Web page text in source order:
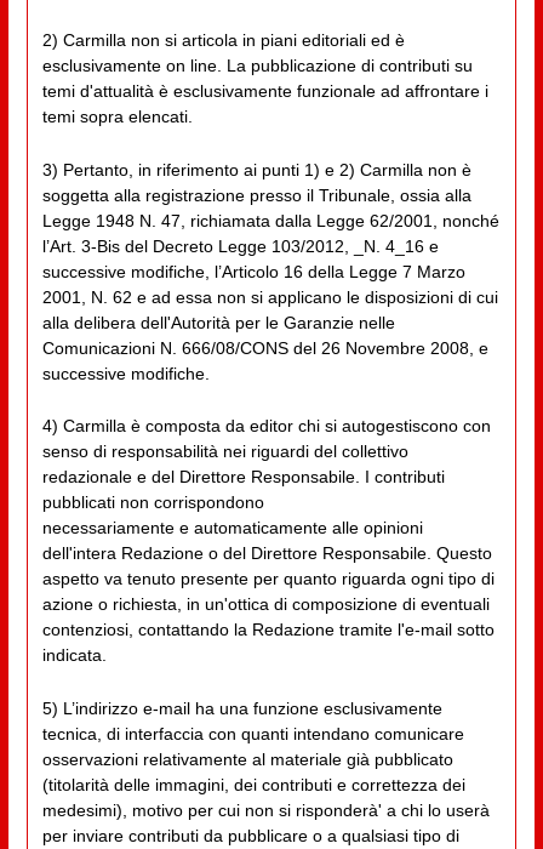
2) Carmilla non si articola in piani editoriali ed è
esclusivamente on line. La pubblicazione di contributi su
temi d'attualità è esclusivamente funzionale ad affrontare i
temi sopra elencati.
3) Pertanto, in riferimento ai punti 1) e 2) Carmilla non è
soggetta alla registrazione presso il Tribunale, ossia alla
Legge 1948 N. 47, richiamata dalla Legge 62/2001, nonché
l’Art. 3-Bis del Decreto Legge 103/2012, _N. 4_16 e
successive modifiche, l’Articolo 16 della Legge 7 Marzo
2001, N. 62 e ad essa non si applicano le disposizioni di cui
alla delibera dell'Autorità per le Garanzie nelle
Comunicazioni N. 666/08/CONS del 26 Novembre 2008, e
successive modifiche.
4) Carmilla è composta da editor chi si autogestiscono con
senso di responsabilità nei riguardi del collettivo
redazionale e del Direttore Responsabile. I contributi
pubblicati non corrispondono
necessariamente e automaticamente alle opinioni
dell'intera Redazione o del Direttore Responsabile. Questo
aspetto va tenuto presente per quanto riguarda ogni tipo di
azione o richiesta, in un'ottica di composizione di eventuali
contenziosi, contattando la Redazione tramite l'e-mail sotto
indicata.
5) L’indirizzo e-mail ha una funzione esclusivamente
tecnica, di interfaccia con quanti intendano comunicare
osservazioni relativamente al materiale già pubblicato
(titolarità delle immagini, dei contributi e correttezza dei
medesimi), motivo per cui non si risponderà' a chi lo userà
per inviare contributi da pubblicare o a qualsiasi tipo di